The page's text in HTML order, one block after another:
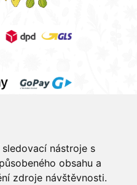
nástroje s
obsahu a
zdroje návštěvnosti.